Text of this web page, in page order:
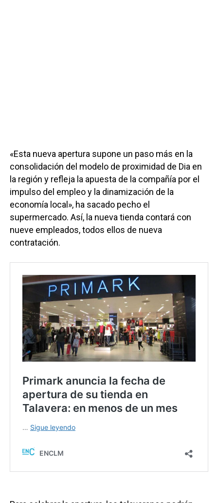
«Esta nueva apertura supone un paso más en la
consolidación del modelo de proximidad de Dia en
la región y refleja la apuesta de la compañía por el
impulso del empleo y la dinamización de la
economía local», ha sacado pecho el
supermercado. Así, la nueva tienda contará con
nueve empleados, todos ellos de nueva
contratación.